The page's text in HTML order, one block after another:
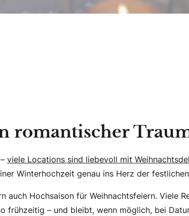
romantischer
viele Locations sind liebevoll mit
Winterhochzeit genau ins Herz der
Hochsaison für Weihnachtsfeiern. Viele
frühzeitig – und bleibt, wenn möglich, bei